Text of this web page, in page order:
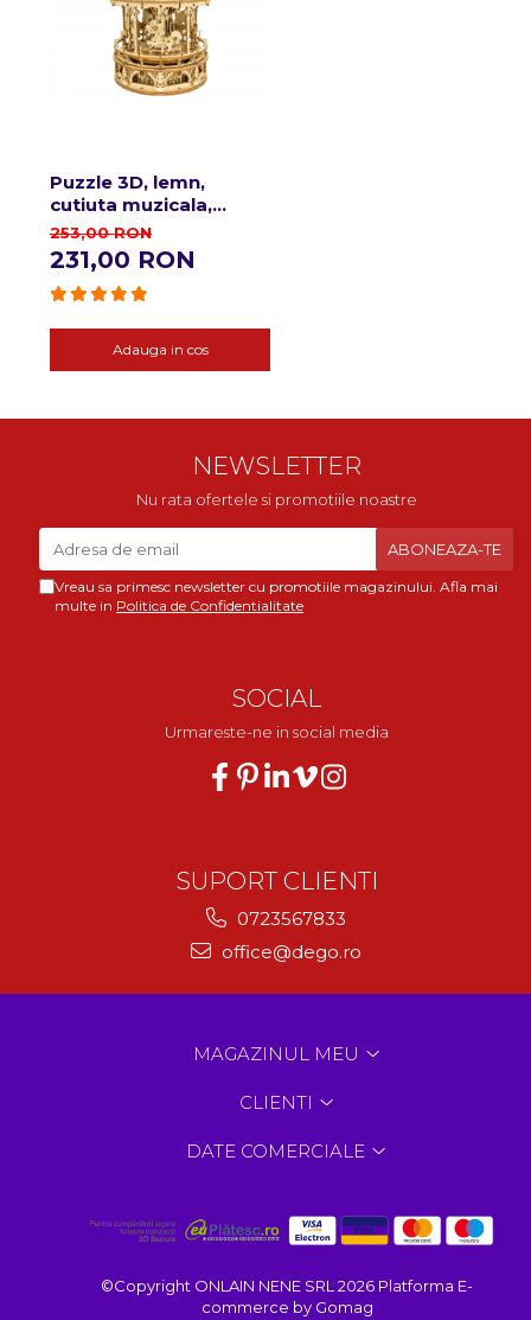
Puzzle 3D, lemn,
cutiuta muzicala,
Carusel Romantic, 337
piese
253,00 RON
231,00 RON
Adauga in cos
NEWSLETTER
Nu rata ofertele si promotiile noastre
Vreau sa primesc newsletter cu promotiile magazinului. Afla mai
multe in Politica de Confidentialitate
SOCIAL
Urmareste-ne in social media
SUPORT CLIENTI
0723567833
office@dego.ro
MAGAZINUL MEU
CLIENTI
DATE COMERCIALE
©Copyright ONLAIN NENE SRL 2026 Platforma E-
commerce by Gomag